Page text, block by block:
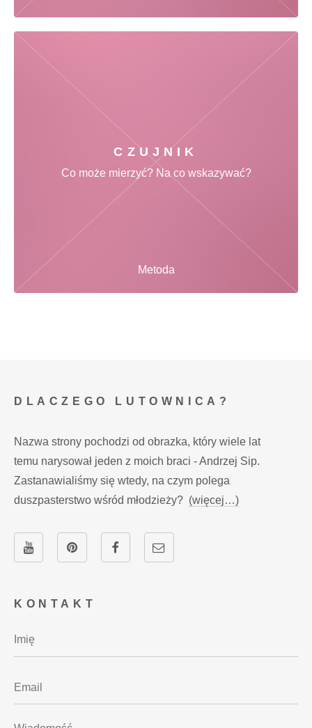
CZUJNIK
Metoda
Co może mierzyć? Na co wskazywać?
KONTAKT
DLACZEGO LUTOWNICA?
Nazwa strony pochodzi od obrazka, który wiele lat
temu narysował jeden z moich braci - Andrzej Sip.
Zastanawialiśmy się wtedy, na czym polega
duszpasterstwo wśród młodzieży? (więcej…)